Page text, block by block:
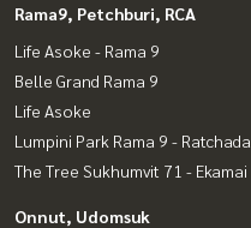
Rama9, Petchburi, RCA
Life Asoke - Rama 9
Belle Grand Rama 9
Life Asoke
Lumpini Park Rama 9 - Ratchada
The Tree Sukhumvit 71 - Ekamai
Onnut, Udomsuk